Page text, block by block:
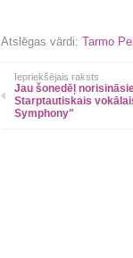
Atslēgas vārdi: Tarmo
Iepriekšējais raksts
Jau šonedēļ
Starptautiskais
Symphony"